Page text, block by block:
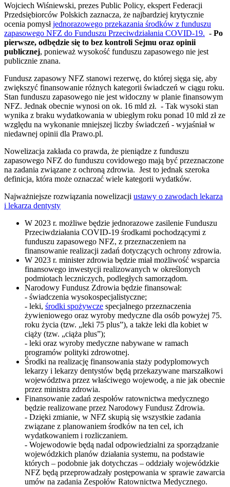
Wojciech Wiśniewski, prezes Public Policy, ekspert Federacji
Przedsiębiorców Polskich zaznacza, że najbardziej krytycznie
ocenia pomysłjednorazowego przekazania środków z funduszu
zapasowego NFZ do Funduszu Przeciwdziałania COVID-19. - Po
pierwsze, odbędzie się to bez kontroli Sejmu oraz opinii
publicznej, ponieważ wysokość funduszu zapasowego nie jest
publicznie znana.
Fundusz zapasowy NFZ stanowi rezerwę, do której sięga się, aby
zwiększyć finansowanie różnych kategorii świadczeń w ciągu roku.
Stan funduszu zapasowego nie jest widoczny w planie finansowym
NFZ. Jednak obecnie wynosi on ok. 16 mld zł. - Tak wysoki stan
wynika z braku wydatkowania w ubiegłym roku ponad 10 mld zł ze
względu na wykonanie mniejszej liczby świadczeń - wyjaśniał w
niedawnej opinii dla Prawo.pl.
Nowelizacja zakłada co prawda, że pieniądze z funduszu
zapasowego NFZ do funduszu covidowego mają być przeznaczone
na zadania związane z ochroną zdrowia. Jest to jednak szeroka
definicja, która może oznaczać wiele kategorii wydatków.
Najważniejsze rozwiązania nowelizacji ustawy o zawodach lekarza
i lekarza dentysty
W 2023 r. możliwe będzie jednorazowe zasilenie Funduszu
Przeciwdziałania COVID-19 środkami pochodzącymi z
funduszu zapasowego NFZ, z przeznaczeniem na
finansowanie realizacji zadań dotyczących ochrony zdrowia.
W 2023 r. minister zdrowia będzie miał możliwość wsparcia
finansowego inwestycji realizowanych w określonych
podmiotach leczniczych, podległych samorządom.
Narodowy Fundusz Zdrowia będzie finansował:
- świadczenia wysokospecjalistyczne;
- leki, środki spożywcze specjalnego przeznaczenia
żywieniowego oraz wyroby medyczne dla osób powyżej 75.
roku życia (tzw. „leki 75 plus”), a także leki dla kobiet w
ciąży (tzw. „ciąża plus”);
- leki oraz wyroby medyczne nabywane w ramach
programów polityki zdrowotnej.
Środki na realizację finansowania staży podyplomowych
lekarzy i lekarzy dentystów będą przekazywane marszałkowi
województwa przez właściwego wojewodę, a nie jak obecnie
przez ministra zdrowia.
Finansowanie zadań zespołów ratownictwa medycznego
będzie realizowane przez Narodowy Fundusz Zdrowia.
- Dzięki zmianie, w NFZ skupią się wszystkie zadania
związane z planowaniem środków na ten cel, ich
wydatkowaniem i rozliczaniem.
- Wojewodowie będą nadal odpowiedzialni za sporządzanie
wojewódzkich planów działania systemu, na podstawie
których – podobnie jak dotychczas – oddziały wojewódzkie
NFZ będą przeprowadzały postępowania w sprawie zawarcia
umów na zadania Zespołów Ratownictwa Medycznego.